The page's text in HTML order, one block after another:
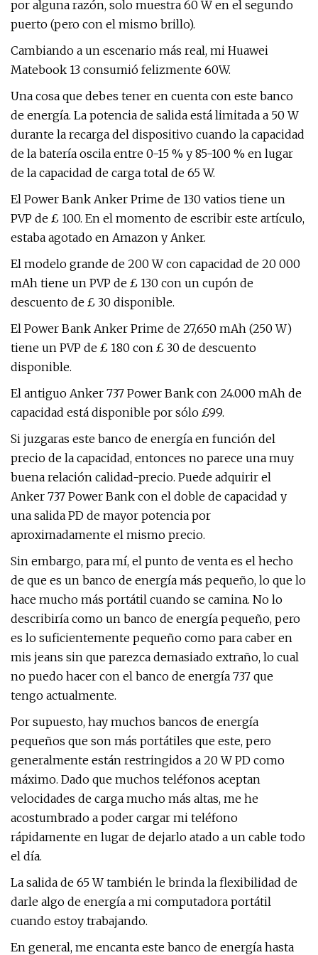
por alguna razón, solo muestra 60 W en el segundo
puerto (pero con el mismo brillo).
Cambiando a un escenario más real, mi Huawei
Matebook 13 consumió felizmente 60W.
Una cosa que debes tener en cuenta con este banco
de energía. La potencia de salida está limitada a 50 W
durante la recarga del dispositivo cuando la capacidad
de la batería oscila entre 0-15 % y 85-100 % en lugar
de la capacidad de carga total de 65 W.
El Power Bank Anker Prime de 130 vatios tiene un
PVP de £ 100. En el momento de escribir este artículo,
estaba agotado en Amazon y Anker.
El modelo grande de 200 W con capacidad de 20 000
mAh tiene un PVP de £ 130 con un cupón de
descuento de £ 30 disponible.
El Power Bank Anker Prime de 27,650 mAh (250 W)
tiene un PVP de £ 180 con £ 30 de descuento
disponible.
El antiguo Anker 737 Power Bank con 24.000 mAh de
capacidad está disponible por sólo £99.
Si juzgaras este banco de energía en función del
precio de la capacidad, entonces no parece una muy
buena relación calidad-precio. Puede adquirir el
Anker 737 Power Bank con el doble de capacidad y
una salida PD de mayor potencia por
aproximadamente el mismo precio.
Sin embargo, para mí, el punto de venta es el hecho
de que es un banco de energía más pequeño, lo que lo
hace mucho más portátil cuando se camina. No lo
describiría como un banco de energía pequeño, pero
es lo suficientemente pequeño como para caber en
mis jeans sin que parezca demasiado extraño, lo cual
no puedo hacer con el banco de energía 737 que
tengo actualmente.
Por supuesto, hay muchos bancos de energía
pequeños que son más portátiles que este, pero
generalmente están restringidos a 20 W PD como
máximo. Dado que muchos teléfonos aceptan
velocidades de carga mucho más altas, me he
acostumbrado a poder cargar mi teléfono
rápidamente en lugar de dejarlo atado a un cable todo
el día.
La salida de 65 W también le brinda la flexibilidad de
darle algo de energía a mi computadora portátil
cuando estoy trabajando.
En general, me encanta este banco de energía hasta